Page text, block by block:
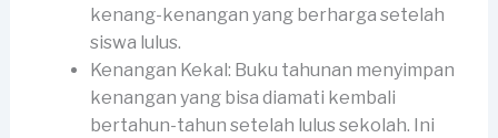
kenang-kenangan yang berharga setelah
siswa lulus.
Kenangan Kekal: Buku tahunan menyimpan
kenangan yang bisa diamati kembali
bertahun-tahun setelah lulus sekolah. Ini